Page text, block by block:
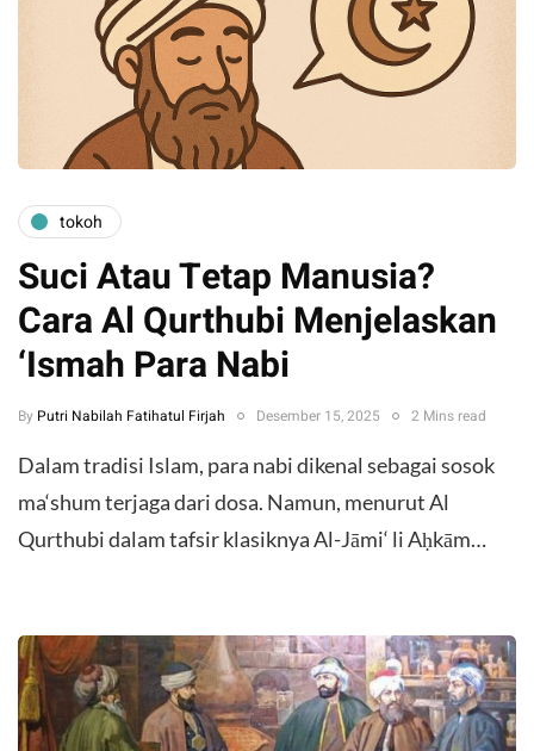
tokoh
Suci Atau Tetap Manusia?
Cara Al Qurthubi Menjelaskan
‘Ismah Para Nabi
By Putri Nabilah Fatihatul Firjah Desember 15, 2025 2 Mins read
Dalam tradisi Islam, para nabi dikenal sebagai sosok
ma‘shum terjaga dari dosa. Namun, menurut Al
Qurthubi dalam tafsir klasiknya Al-Jāmi‘ li Aḥkām…